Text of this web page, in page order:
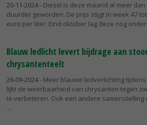
20-11-2024- Diesel is deze maand al meer
duurder geworden. De prijs stijgt in week 47
euro per liter. Eind oktober lag deze nog
Blauw ledlicht levert bijdrage aan
chrysantenteelt
26-09-2024- Meer blauwe ledverlichting
lijkt de weerbaarheid van chrysanten tegen
te verbeteren. Ook een andere samenstelling